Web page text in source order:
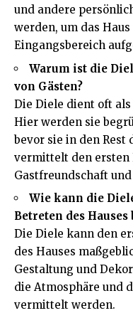
und andere
werden, um das
Eingangsbereich
Warum ist die
von Gästen?
Die Diele dient oft
Hier werden sie
bevor sie in den Rest
vermittelt den ersten
Gastfreundschaft
Wie kann die
Betreten des Hauses
Die Diele kann den
des Hauses
Gestaltung und
die Atmosphäre und
vermittelt werden.